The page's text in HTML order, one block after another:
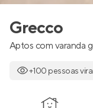
Grecco
Aptos com varanda
+100 pessoas